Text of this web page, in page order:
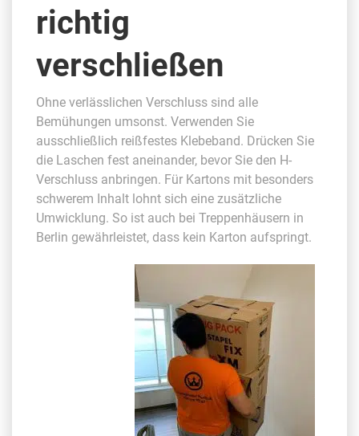
richtig
verschließen
Ohne verlässlichen Verschluss sind alle
Bemühungen umsonst. Verwenden Sie
ausschließlich reißfestes Klebeband. Drücken Sie
die Laschen fest aneinander, bevor Sie den H-
Verschluss anbringen. Für Kartons mit besonders
schwerem Inhalt lohnt sich eine zusätzliche
Umwicklung. So ist auch bei Treppenhäusern in
Berlin gewährleistet, dass kein Karton aufspringt.